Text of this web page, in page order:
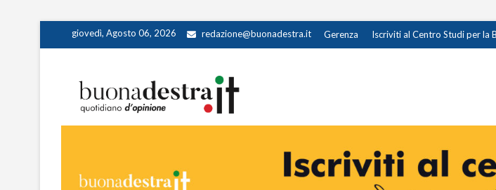
giovedì, Agosto 06, 2026 redazione@buonadestra.it Gerenza Iscriviti al Centro Studi per la